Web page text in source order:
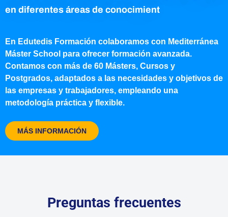
en diferentes áreas de conocimient
En Edutedis Formación colaboramos con Mediterránea
Máster School para ofrecer formación avanzada.
Contamos con más de 60 Másters, Cursos y
Postgrados, adaptados a las necesidades y objetivos de
las empresas y trabajadores, empleando una
metodología práctica y flexible.
MÁS INFORMACIÓN
Preguntas frecuentes